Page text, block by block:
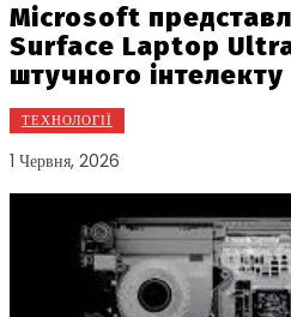
Microsoft
Surface Laptop
штучного інтелекту
ТЕХНОЛОГІЇ
1 Червня, 2026